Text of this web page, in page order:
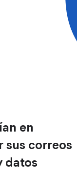
en
sus correos
datos